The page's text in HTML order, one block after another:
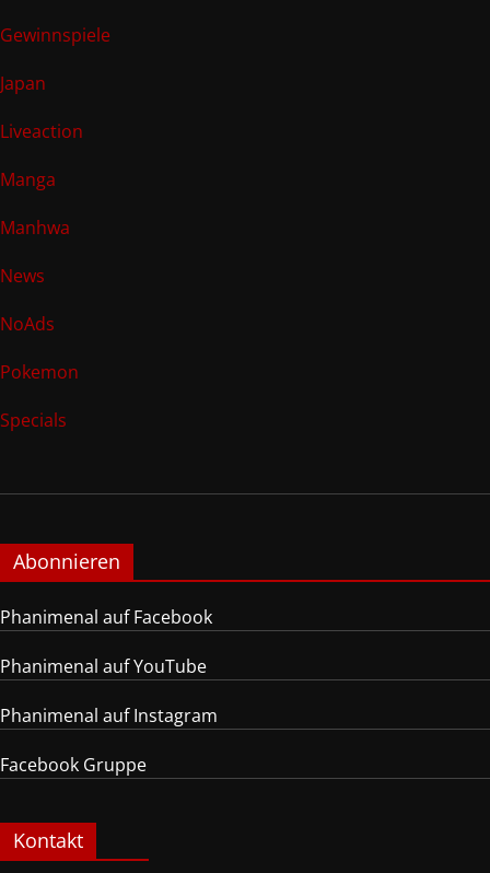
Gewinnspiele
Japan
Liveaction
Manga
Manhwa
News
NoAds
Pokemon
Specials
Abonnieren
Phanimenal auf Facebook
Phanimenal auf YouTube
Phanimenal auf Instagram
Facebook Gruppe
Kontakt